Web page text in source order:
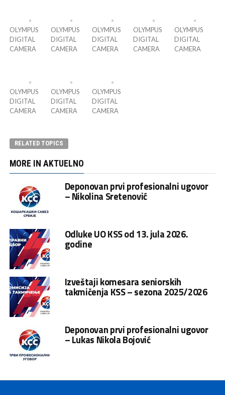
OLYMPUS
DIGITAL
CAMERA
OLYMPUS
DIGITAL
CAMERA
OLYMPUS
DIGITAL
CAMERA
OLYMPUS
DIGITAL
CAMERA
OLYMPUS
DIGITAL
CAMERA
OLYMPUS
DIGITAL
CAMERA
OLYMPUS
DIGITAL
CAMERA
OLYMPUS
DIGITAL
CAMERA
RELATED TOPICS
MORE IN AKTUELNO
Deponovan prvi profesionalni ugovor
– Nikolina Sretenović
Odluke UO KSS od 13. jula 2026.
godine
Izveštaji komesara seniorskih
takmičenja KSS – sezona 2025/2026
Deponovan prvi profesionalni ugovor
– Lukas Nikola Bojović